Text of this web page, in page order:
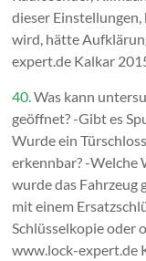
dieser
wird, hätte
expert.de Kalkar
40.Was kann
geöffnet? -Gibt es
Wurde ein
erkennbar? -Welche
wurde das Fahrzeug
mit einem
Schlüsselkopie oder
www.lock-expert.de